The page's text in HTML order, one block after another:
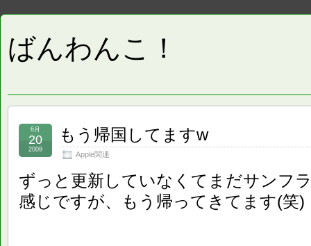
ばんわんこ！
もう帰国してますw
Apple関連
6月
20
2009
ずっと更新していなくてまだサンフ
感じですが、もう帰ってきてます(笑)